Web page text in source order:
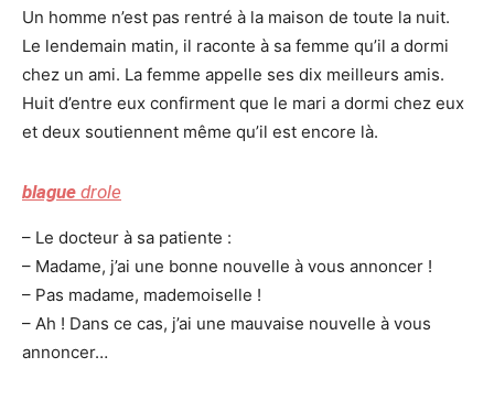
Un homme n’est pas rentré à la maison de toute la nuit.
Le lendemain matin, il raconte à sa femme qu’il a dormi
chez un ami. La femme appelle ses dix meilleurs amis.
Huit d’entre eux confirment que le mari a dormi chez eux
et deux soutiennent même qu’il est encore là.
blague drole
– Le docteur à sa patiente :
– Madame, j’ai une bonne nouvelle à vous annoncer !
– Pas madame, mademoiselle !
– Ah ! Dans ce cas, j’ai une mauvaise nouvelle à vous
annoncer…